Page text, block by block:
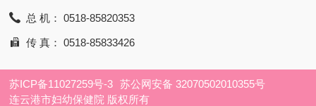
 总 机： 0518-85820353
 传 真： 0518-85833426
苏ICP备11027259号-3
苏公网安备 32070502010355号
连云港市妇幼保健院 版权所有